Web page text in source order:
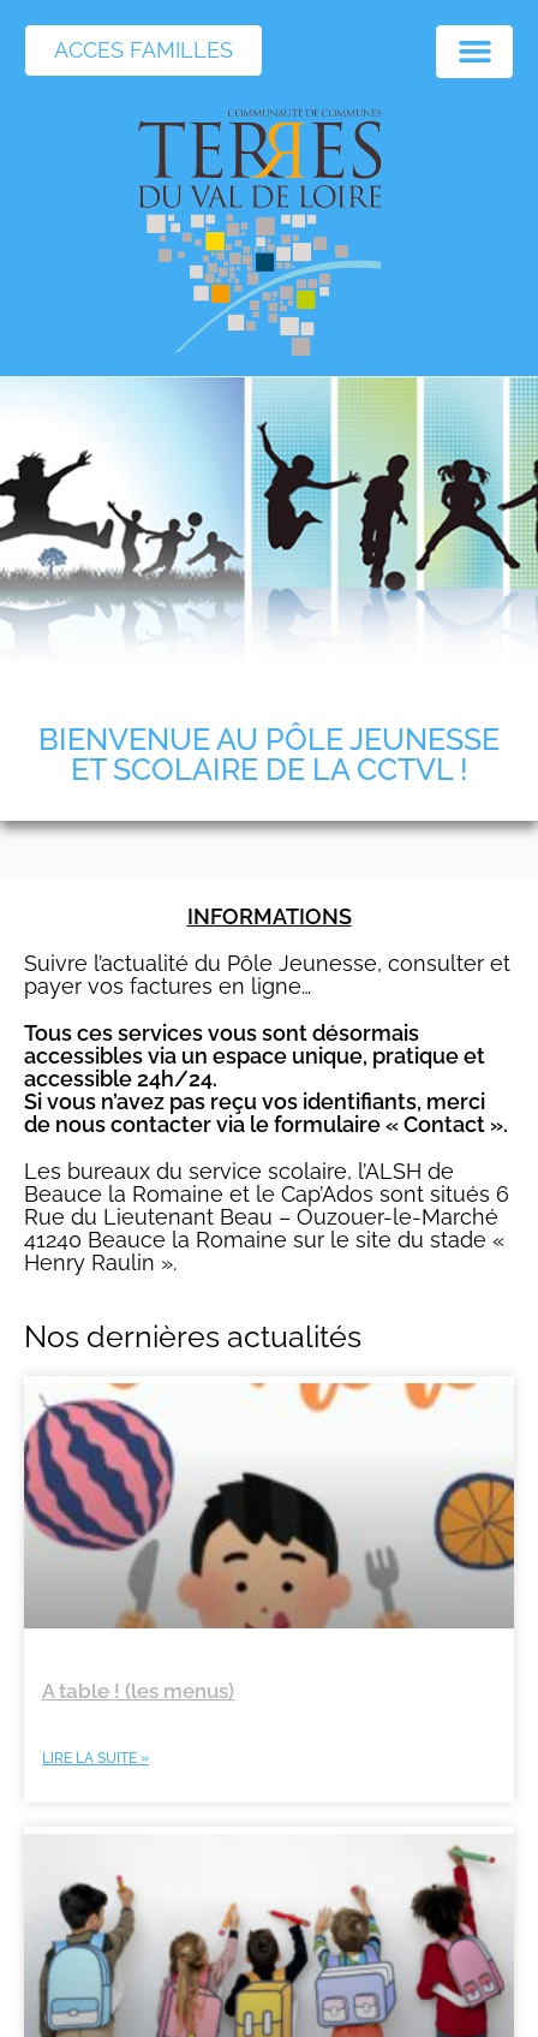
ACCES FAMILLES
BIENVENUE AU PÔLE JEUNESSE
ET SCOLAIRE DE LA CCTVL !
INFORMATIONS
Suivre l’actualité du Pôle Jeunesse, consulter et
payer vos factures en ligne…
Tous ces services vous sont désormais
accessibles via un espace unique, pratique et
accessible 24h/24.
Si vous n’avez pas reçu vos identifiants, merci
de nous contacter via le formulaire « Contact ».
Les bureaux du service scolaire, l’ALSH de
Beauce la Romaine et le Cap’Ados sont situés 6
Rue du Lieutenant Beau – Ouzouer-le-Marché
41240 Beauce la Romaine sur le site du stade «
Henry Raulin ».
Nos dernières actualités
A table ! (les menus)
LIRE LA SUITE »